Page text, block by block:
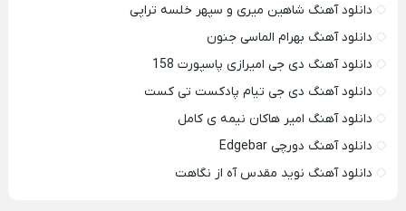
دانلود آهنگ شاهین میری و سپهر خلسه تراپی
دانلود آهنگ بهرام الماسی جنون
دانلود آهنگ دی جی امیرازی پاسپورت 158
دانلود آهنگ دی جی تیام پادکست تی کست
دانلود آهنگ امیر هاکان نیمه ی کامل
دانلود آهنگ دورچی Edgebar
دانلود آهنگ نوید مقدس آه از نگاهت